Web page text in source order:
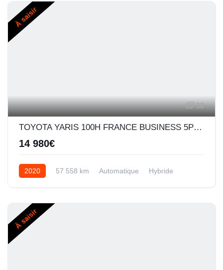
À saisir
12
TOYOTA YARIS 100H FRANCE BUSINESS 5P MY19
14 980€
2020 57 558 km Automatique Hybride
À saisir